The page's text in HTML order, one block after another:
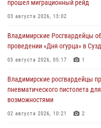
прошел миграционный рейд
03 августа 2026, 13:02
Владимирские Росгвардейцы
проведении «Дня огурца» в
03 августа 2026, 05:17 1
Владимирские росгвардейцы
пневматического пистолета
возможностями
02 августа 2026, 10:21 2